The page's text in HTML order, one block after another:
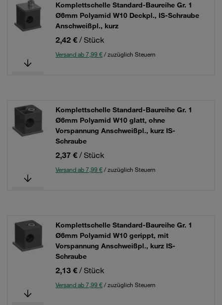
Komplettschelle Standard-Baureihe Gr. 1
Ø6mm Polyamid W10 Deckpl., IS-Schraube
Anschweißpl., kurz
2,42 € / Stück
Versand ab 7,99 €/ zuzüglich Steuern
Komplettschelle Standard-Baureihe Gr. 1
Ø6mm Polyamid W10 glatt, ohne
Vorspannung Anschweißpl., kurz IS-
Schraube
2,37 € / Stück
Versand ab 7,99 €/ zuzüglich Steuern
Komplettschelle Standard-Baureihe Gr. 1
Ø6mm Polyamid W10 gerippt, mit
Vorspannung Anschweißpl., kurz IS-
Schraube
2,13 € / Stück
Versand ab 7,99 €/ zuzüglich Steuern